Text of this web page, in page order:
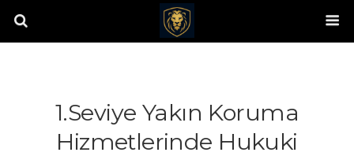
1.Seviye Yakın Koruma
Hizmetlerinde Hukuki